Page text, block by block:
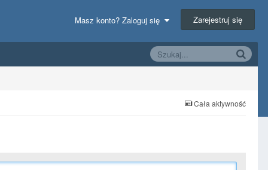
Masz konto? Zaloguj się Zarejestruj się
Cała aktywność